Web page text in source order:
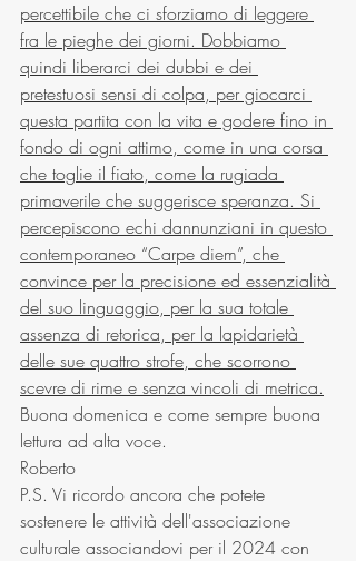
percettibile che ci sforziamo di leggere
fra le pieghe dei giorni. Dobbiamo
quindi liberarci dei dubbi e dei
pretestuosi sensi di colpa, per giocarci
questa partita con la vita e godere fino in
fondo di ogni attimo, come in una corsa
che toglie il fiato, come la rugiada
primaverile che suggerisce speranza. Si
percepiscono echi dannunziani in questo
contemporaneo “Carpe diem”, che
convince per la precisione ed essenzialità
del suo linguaggio, per la sua totale
assenza di retorica, per la lapidarietà
delle sue quattro strofe, che scorrono
scevre di rime e senza vincoli di metrica.
Buona domenica e come sempre buona
lettura ad alta voce.
Roberto
P.S. Vi ricordo ancora che potete
sostenere le attività dell'associazione
culturale associandovi per il 2024 con